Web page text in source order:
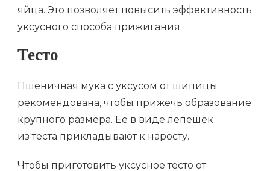
яйца. Это позволяет повысить эффективность
уксусного способа прижигания.
Тесто
Пшеничная мука с уксусом от шипицы
рекомендована, чтобы прижечь образование
крупного размера. Ее в виде лепешек
из теста прикладывают к наросту.
Чтобы приготовить уксусное тесто от